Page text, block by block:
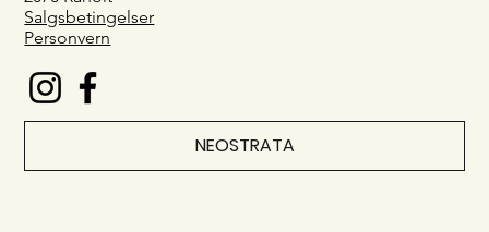
Salgsbetingelser
Personvern
NEOSTRATA